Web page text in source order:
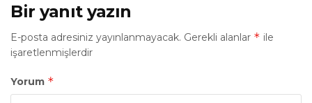
Bir yanıt yazın
E-posta adresiniz yayınlanmayacak. Gerekli alanlar * ile
işaretlenmişlerdir
Yorum *